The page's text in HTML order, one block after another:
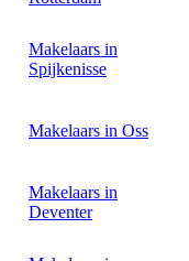
Makelaars in
Spijkenisse
Makelaars in Oss
Makelaars in
Deventer